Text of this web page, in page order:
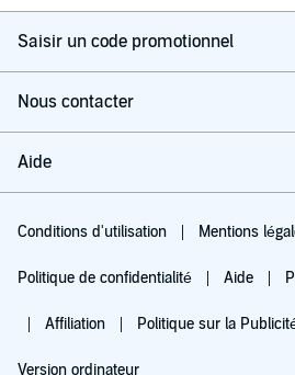
Saisir un code promotionnel
Nous contacter
Aide
Conditions d'utilisation Mentions
Politique de confidentialité Aide
Affiliation Politique sur la
Version ordinateur